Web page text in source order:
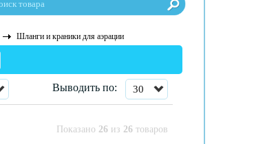
Шланги и краники для аэрации
Выводить по: 30
Показано 26из 26товаров